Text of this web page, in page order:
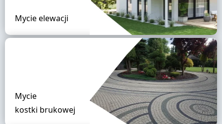
Mycie elewacji
Mycie
kostki brukowej